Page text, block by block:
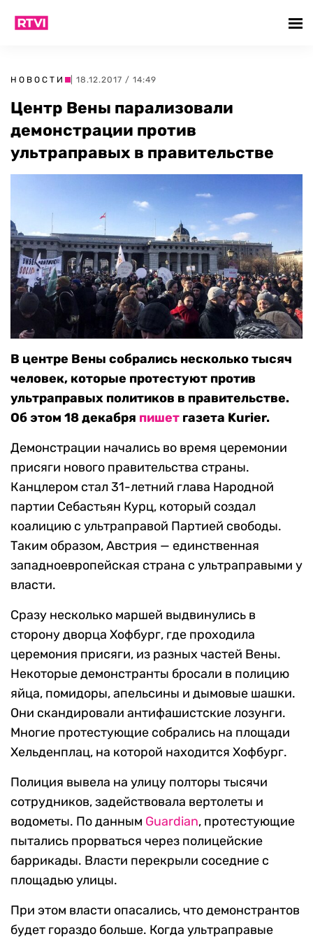
НОВОСТИ | 18.12.2017 / 14:49
Центр Вены парализовали
демонстрации против
ультраправых в правительстве
В центре Вены собрались несколько тысяч
человек, которые протестуют против
ультраправых политиков в правительстве.
Об этом 18 декабря пишет газета Kurier.
Демонстрации начались во время церемонии
присяги нового правительства страны.
Канцлером стал 31-летний глава Народной
партии Себастьян Курц, который создал
коалицию с ультраправой Партией свободы.
Таким образом, Австрия — единственная
западноевропейская страна с ультраправыми у
власти.
Сразу несколько маршей выдвинулись в
сторону дворца Хофбург, где проходила
церемония присяги, из разных частей Вены.
Некоторые демонстранты бросали в полицию
яйца, помидоры, апельсины и дымовые шашки.
Они скандировали антифашистские лозунги.
Многие протестующие собрались на площади
Хельденплац, на которой находится Хофбург.
Полиция вывела на улицу полторы тысячи
сотрудников, задействовала вертолеты и
водометы. По данным Guardian, протестующие
пытались прорваться через полицейские
баррикады. Власти перекрыли соседние с
площадью улицы.
При этом власти опасались, что демонстрантов
будет гораздо больше. Когда ультраправые